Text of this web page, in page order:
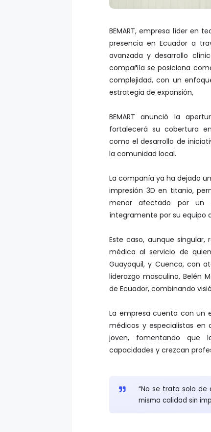
BEMART, empresa líder en
presencia en Ecuador a
avanzada y desarrollo
compañía se posiciona
complejidad, con un
estrategia de expansión,
BEMART anunció la
fortalecerá su cobertura
como el desarrollo de
la comunidad local.
La compañía ya ha dejado
impresión 3D en titanio,
menor afectado por un
íntegramente por su equipo
Este caso, aunque singular,
médica al servicio de
Guayaquil, y Cuenca, con
liderazgo masculino, Belén
de Ecuador, combinando
La empresa cuenta con un
médicos y especialistas en
joven, fomentando que
capacidades y crezcan
“No se trata solo de
misma calidad sin